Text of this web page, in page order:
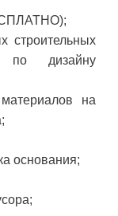
строительных
по дизайну
на
основания;